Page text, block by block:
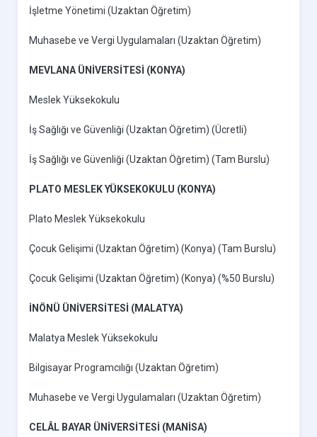
İşletme Yönetimi (Uzaktan Öğretim)
Muhasebe ve Vergi Uygulamaları (Uzaktan Öğretim)
MEVLANA ÜNİVERSİTESİ (KONYA)
Meslek Yüksekokulu
İş Sağlığı ve Güvenliği (Uzaktan Öğretim) (Ücretli)
İş Sağlığı ve Güvenliği (Uzaktan Öğretim) (Tam Burslu)
PLATO MESLEK YÜKSEKOKULU (KONYA)
Plato Meslek Yüksekokulu
Çocuk Gelişimi (Uzaktan Öğretim) (Konya) (Tam Burslu)
Çocuk Gelişimi (Uzaktan Öğretim) (Konya) (%50 Burslu)
İNÖNÜ ÜNİVERSİTESİ (MALATYA)
Malatya Meslek Yüksekokulu
Bilgisayar Programcılığı (Uzaktan Öğretim)
Muhasebe ve Vergi Uygulamaları (Uzaktan Öğretim)
CELÂL BAYAR ÜNİVERSİTESİ (MANİSA)